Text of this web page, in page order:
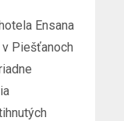
Ensana
Piešťanoch